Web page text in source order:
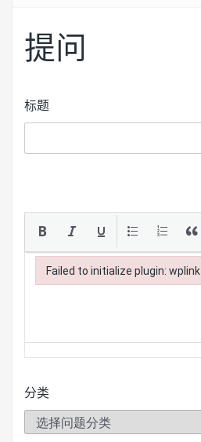
提问
标题
分类
Failed to initialize plugin: wplink
Failed to initialize plugin: wplink